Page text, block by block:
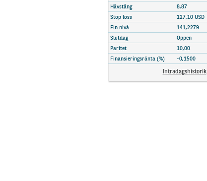
Hävstång
8,87
Stop loss
127,10 USD
Fin.nivå
141,2279
Slutdag
Öppen
Paritet
10,00
Finansieringsränta (%)
-0,1500
Intradagshistorik